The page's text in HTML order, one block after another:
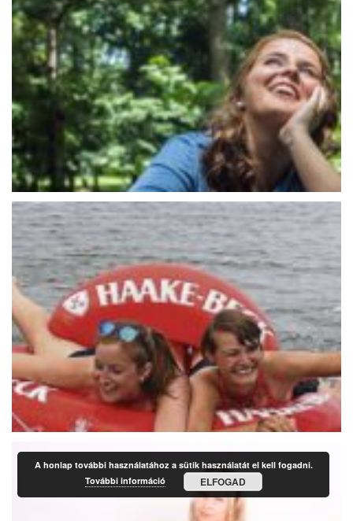
A honlap további használatához a sütik használatát el kell fogadni.
További információ
ELFOGAD